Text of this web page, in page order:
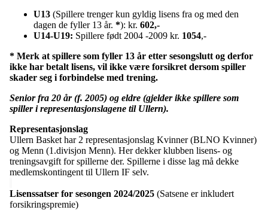
U13 (Spillere trenger kun gyldig lisens fra og med den
dagen de fyller 13 år. *): kr. 602,-
U14-U19: Spillere født 2004 -2009 kr. 1054,-
* Merk at spillere som fyller 13 år etter sesongslutt og derfor
ikke har betalt lisens, vil ikke være forsikret dersom spiller
skader seg i forbindelse med trening.
Senior fra 20 år (f. 2005) og eldre (gjelder ikke spillere som
spiller i representasjonslagene til Ullern).
Representasjonslag
Ullern Basket har 2 representasjonslag Kvinner (BLNO Kvinner)
og Menn (1.divisjon Menn). Her dekker klubben lisens- og
treningsavgift for spillerne der. Spillerne i disse lag må dekke
medlemskontingent til Ullern IF selv.
Lisenssatser for sesongen 2024/2025 (Satsene er inkludert
forsikringspremie)